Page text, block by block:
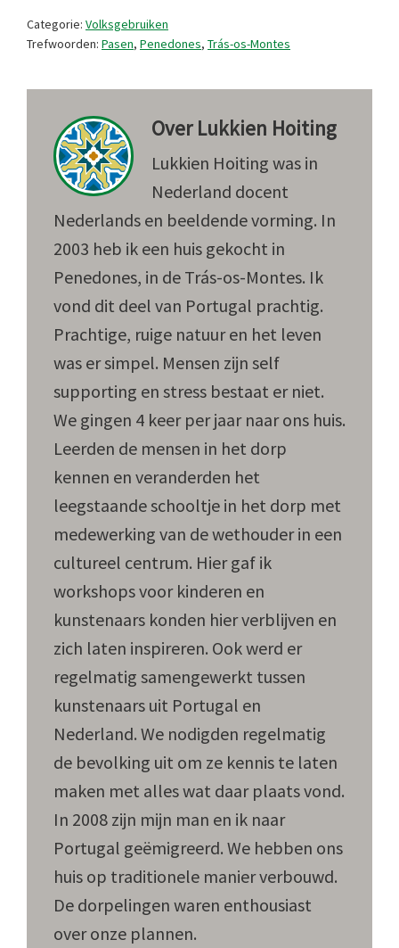
Categorie: Volksgebruiken
Trefwoorden: Pasen, Penedones, Trás-os-Montes
OverLukkien Hoiting
Lukkien Hoiting was in
Nederland docent
Nederlands en beeldende vorming. In
2003 heb ik een huis gekocht in
Penedones, in de Trás-os-Montes. Ik
vond dit deel van Portugal prachtig.
Prachtige, ruige natuur en het leven
was er simpel. Mensen zijn self
supporting en stress bestaat er niet.
We gingen 4 keer per jaar naar ons huis.
Leerden de mensen in het dorp
kennen en veranderden het
leegstaande schooltje in het dorp met
medewerking van de wethouder in een
cultureel centrum. Hier gaf ik
workshops voor kinderen en
kunstenaars konden hier verblijven en
zich laten inspireren. Ook werd er
regelmatig samengewerkt tussen
kunstenaars uit Portugal en
Nederland. We nodigden regelmatig
de bevolking uit om ze kennis te laten
maken met alles wat daar plaats vond.
In 2008 zijn mijn man en ik naar
Portugal geëmigreerd. We hebben ons
huis op traditionele manier verbouwd.
De dorpelingen waren enthousiast
over onze plannen.